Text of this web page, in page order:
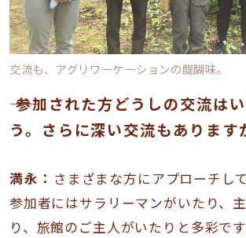
交流も、アグリワーケーションの醍醐味。
―― 参加された方どうしの交流は
う。さらに深い交流もあります
満永： さまざまな方にアプローチし
参加者にはサラリーマンがいたり、
り、旅館のご主人がいたりと多彩で